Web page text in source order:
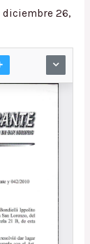
diciembre 26,